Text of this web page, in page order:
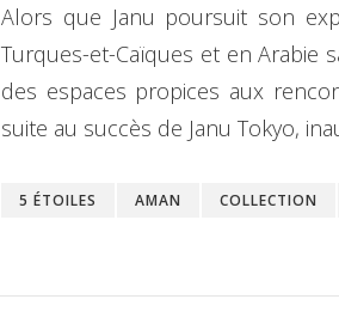
Alors que Janu poursuit son
Turques-et-Caïques et en Arabie
des espaces propices aux
suite au succès de Janu Tokyo,
5 ÉTOILES AMAN COLLECTION